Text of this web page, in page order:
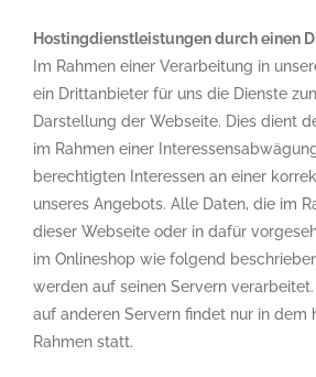
Hostingdienstleistungen durch einen
Im Rahmen einer Verarbeitung in
ein Drittanbieter für uns die Dienste
Darstellung der Webseite. Dies dient
im Rahmen einer
berechtigten Interessen an einer
unseres Angebots. Alle Daten, die im
dieser Webseite oder in dafür
im Onlineshop wie folgend
werden auf seinen Servern
auf anderen Servern findet nur in dem
Rahmen statt.